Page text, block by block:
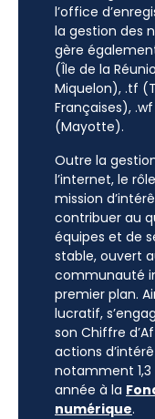
l’office
la gestion des
gère
(Île de la
Miquelon), .tf
Françaises),
(Mayotte).
Outre la
l’internet, le
mission
contribuer au
équipes et de
stable, ouvert
communauté
premier plan.
lucratif,
son Chiffre
actions
notamment 1,3
année à la
numérique.